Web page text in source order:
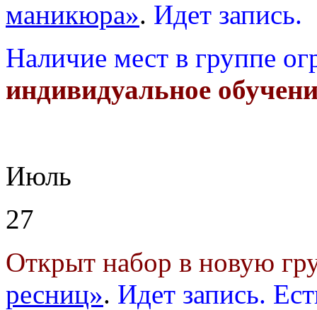
маникюра». Идет запись.
Наличие мест в группе
индивидуальное
Июль
27
Открыт набор в новую
ресниц». Идет запись.